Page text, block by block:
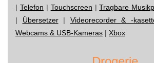
| Telefon | Touchscreen |Tragbare
| Übersetzer| Videorecorder & -
Webcams & USB-Kameras | Xbox